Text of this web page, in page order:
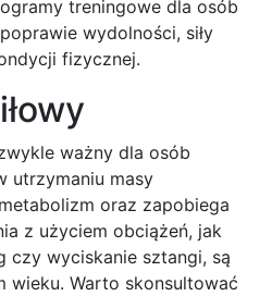
treningowe dla osób
wydolności, siły
fizycznej.
ważny dla osób
utrzymaniu masy
oraz zapobiega
z użyciem obciążeń, jak
czy wyciskanie sztangi, są
wieku. Warto skonsultować